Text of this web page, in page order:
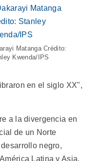
Matanga Crédito:
Kwenda/IPS
en el siglo XX",
a la divergencia en
de un Norte
negro,
Latina y Asia.